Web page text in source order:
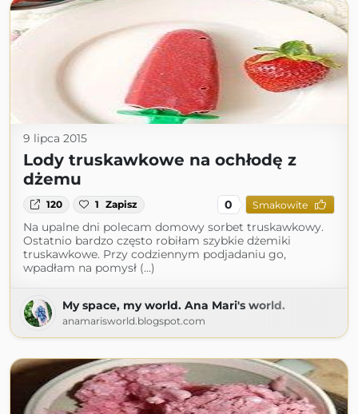
9 lipca 2015
Lody truskawkowe na ochłodę z
dżemu
120 1 Zapisz 0 Smakowite
Na upalne dni polecam domowy sorbet truskawkowy.
Ostatnio bardzo często robiłam szybkie dżemiki
truskawkowe. Przy codziennym podjadaniu go,
wpadłam na pomysł (...)
My space, my world. Ana Mari's world.
anamarisworld.blogspot.com